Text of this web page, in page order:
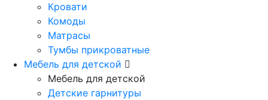
Кровати
Комоды
Матрасы
Тумбы прикроватные
Мебель для детской
Мебель для детской
Детские гарнитуры